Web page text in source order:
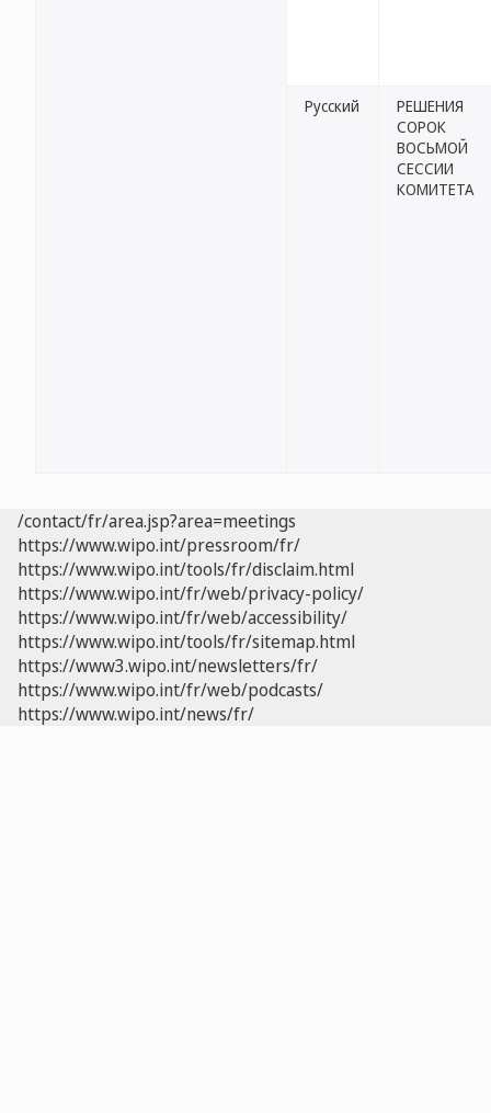
Русский
РЕШЕНИЯ
СОРОК
ВОСЬМОЙ
СЕССИИ
КОМИТЕТА
/contact/fr/area.jsp?area=meetings
https://www.wipo.int/pressroom/fr/
https://www.wipo.int/tools/fr/disclaim.html
https://www.wipo.int/fr/web/privacy-policy/
https://www.wipo.int/fr/web/accessibility/
https://www.wipo.int/tools/fr/sitemap.html
https://www3.wipo.int/newsletters/fr/
https://www.wipo.int/fr/web/podcasts/
https://www.wipo.int/news/fr/